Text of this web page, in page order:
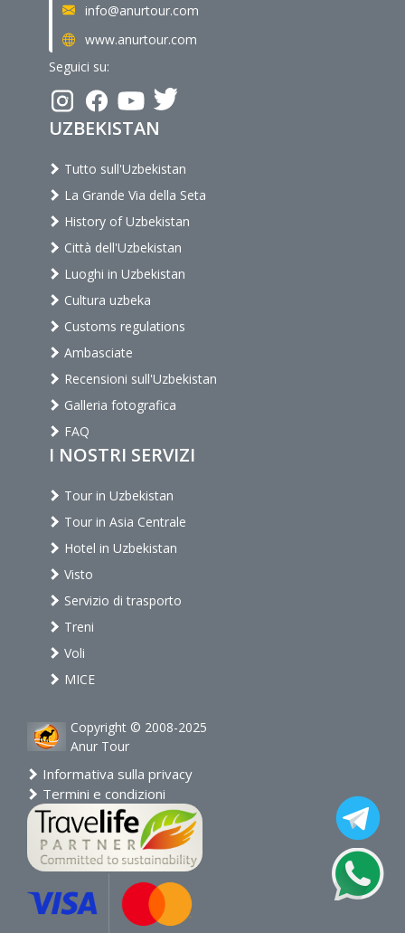
info@anurtour.com
www.anurtour.com
Seguici su:
UZBEKISTAN
Tutto sull'Uzbekistan
La Grande Via della Seta
History of Uzbekistan
Città dell'Uzbekistan
Luoghi in Uzbekistan
Cultura uzbeka
Customs regulations
Ambasciate
Recensioni sull'Uzbekistan
Galleria fotografica
FAQ
I NOSTRI SERVIZI
Tour in Uzbekistan
Tour in Asia Centrale
Hotel in Uzbekistan
Visto
Servizio di trasporto
Treni
Voli
MICE
Copyright © 2008-2025
Anur Tour
Informativa sulla privacy
Termini e condizioni